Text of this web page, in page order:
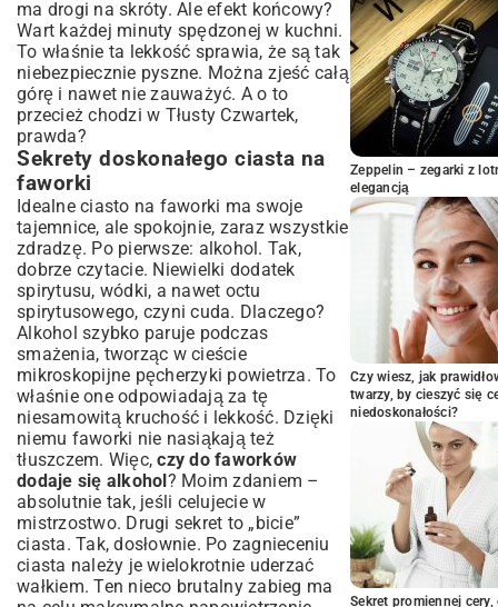
chrupiących faworków
Pomysły na dekorację i posypkę
Jak długo faworki zachowują świeżość?
Częste błędy przy robieniu faworków i
jak ich unikać
Faworki idealne na każdą okazję –
podsumowanie
ma drogi na skróty. Ale efekt końcowy?
Wart każdej minuty spędzonej w kuchni.
To właśnie ta lekkość sprawia, że są tak
niebezpiecznie pyszne. Można zjeść całą
górę i nawet nie zauważyć. A o to
przecież chodzi w Tłusty Czwartek,
prawda?
Sekrety doskonałego ciasta na
faworki
Idealne ciasto na faworki ma swoje
tajemnice, ale spokojnie, zaraz wszystkie
zdradzę. Po pierwsze: alkohol. Tak,
dobrze czytacie. Niewielki dodatek
spirytusu, wódki, a nawet octu
spirytusowego, czyni cuda. Dlaczego?
Alkohol szybko paruje podczas
smażenia, tworząc w cieście
mikroskopijne pęcherzyki powietrza. To
właśnie one odpowiadają za tę
niesamowitą kruchość i lekkość. Dzięki
niemu faworki nie nasiąkają też
tłuszczem. Więc,czy do faworków
dodaje się alkohol? Moim zdaniem –
absolutnie tak, jeśli celujecie w
mistrzostwo. Drugi sekret to „bicie”
ciasta. Tak, dosłownie. Po zagnieceniu
ciasta należy je wielokrotnie uderzać
wałkiem. Ten nieco brutalny zabieg ma
Zeppelin – zegarki z
elegancją
Czy wiesz, jak
twarzy, by cieszyć się
niedoskonałości?
Sekret promiennej